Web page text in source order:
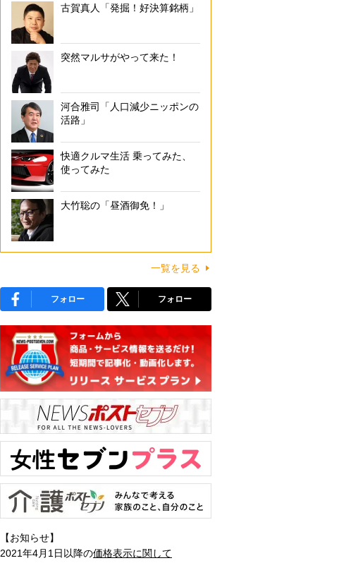
古賀真人「発掘！好決算銘柄」
突然マルサがやって来た！
河合雅司「人口減少ニッポンの
活路」
快適クルマ生活 乗ってみた、
使ってみた
大竹聡の「昼酒御免！」
一覧を見る
フォロー フォロー
【お知らせ】
2021年4月1日以降の価格表示に関して